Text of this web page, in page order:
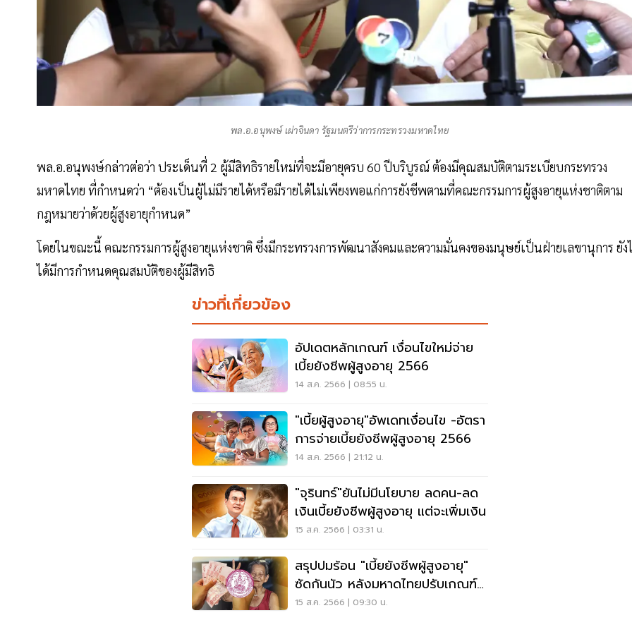
พล.อ.อนุพงษ์ เผ่าจินดา รัฐมนตรีว่าการกระทรวงมหาดไทย
พล.อ.อนุพงษ์กล่าวต่อว่า ประเด็นที่ 2 ผู้มีสิทธิรายใหม่ที่จะมีอายุครบ 60 ปีบริบูรณ์ ต้องมีคุณสมบัติตามระเบียบกระทรวง
มหาดไทย ที่กำหนดว่า “ต้องเป็นผู้ไม่มีรายได้หรือมีรายได้ไม่เพียงพอแก่การยังชีพตามที่คณะกรรมการผู้สูงอายุแห่งชาติตาม
กฎหมายว่าด้วยผู้สูงอายุกำหนด”
โดยในขณะนี้ คณะกรรมการผู้สูงอายุแห่งชาติ ซึ่งมีกระทรวงการพัฒนาสังคมและความมั่นคงของมนุษย์เป็นฝ่ายเลขานุการ ยัง
ได้มีการกำหนดคุณสมบัติของผู้มีสิทธิ
ข่าวที่เกี่ยวข้อง
อัปเดตหลักเกณฑ์ เงื่อนไขใหม่จ่าย
เบี้ยยังชีพผู้สูงอายุ 2566
14 ส.ค. 2566 | 08:55 น.
"เบี้ยผู้สูงอายุ"อัพเดทเงื่อนไข -อัตรา
การจ่ายเบี้ยยังชีพผู้สูงอายุ 2566
14 ส.ค. 2566 | 21:12 น.
"จุรินทร์"ยันไม่มีนโยบาย ลดคน-ลด
เงินเบี้ยยังชีพผู้สูงอายุ แต่จะเพิ่มเงิน
15 ส.ค. 2566 | 03:31 น.
สรุปปมร้อน "เบี้ยยังชีพผู้สูงอายุ"
ซัดกันนัว หลังมหาดไทยปรับเกณฑ์
ใหม่
15 ส.ค. 2566 | 09:30 น.